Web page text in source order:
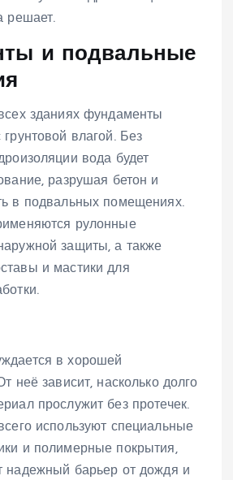
решает.
и подвальные
зданиях фундаменты
влагой. Без
вода будет
разрушая бетон и
в подвальных помещениях.
рулонные
защиты, а также
и мастики для
в хорошей
неё зависит, насколько долго
прослужит без протечек.
используют специальные
и полимерные покрытия,
надежный барьер от дождя и